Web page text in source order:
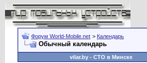
Форум World-Mobile.net > Календарь
Обычный календарь
vilar.by - СТО в Минске